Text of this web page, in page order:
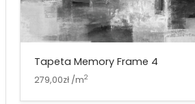
Tapeta Memory Frame 4
279,00zł /m2